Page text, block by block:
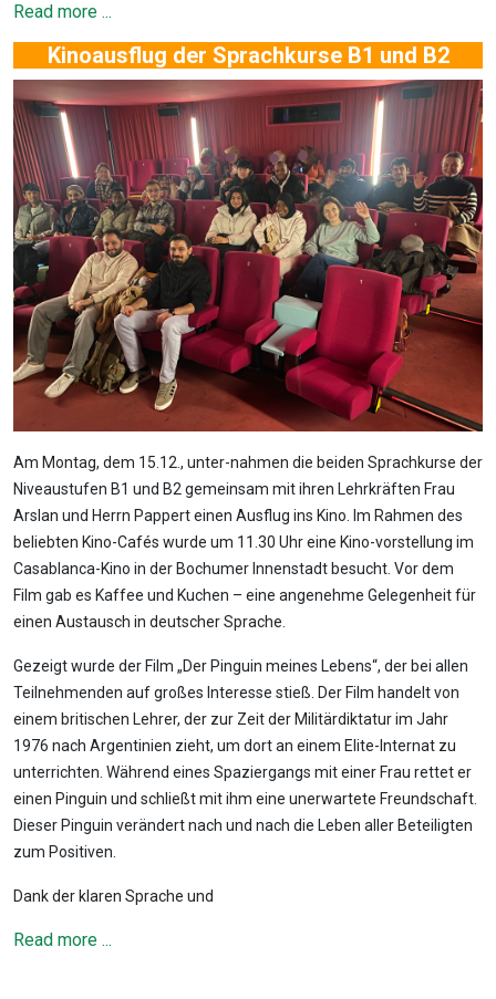
Read more ...
Kinoausflug der Sprachkurse B1 und B2
Am Montag, dem 15.12., unter-nahmen die beiden Sprachkurse der
Niveaustufen B1 und B2 gemeinsam mit ihren Lehrkräften Frau
Arslan und Herrn Pappert einen Ausflug ins Kino. Im Rahmen des
beliebten Kino-Cafés wurde um 11.30 Uhr eine Kino-vorstellung im
Casablanca-Kino in der Bochumer Innenstadt besucht. Vor dem
Film gab es Kaffee und Kuchen – eine angenehme Gelegenheit für
einen Austausch in deutscher Sprache.
Gezeigt wurde der Film „Der Pinguin meines Lebens“, der bei allen
Teilnehmenden auf großes Interesse stieß. Der Film handelt von
einem britischen Lehrer, der zur Zeit der Militärdiktatur im Jahr
1976 nach Argentinien zieht, um dort an einem Elite-Internat zu
unterrichten. Während eines Spaziergangs mit einer Frau rettet er
einen Pinguin und schließt mit ihm eine unerwartete Freundschaft.
Dieser Pinguin verändert nach und nach die Leben aller Beteiligten
zum Positiven.
Dank der klaren Sprache und
Read more ...